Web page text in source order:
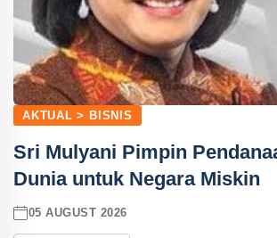
AKTUAL > BISNIS
Sri Mulyani Pimpin
Dunia untuk Negara Miskin
05 AUGUST 2026